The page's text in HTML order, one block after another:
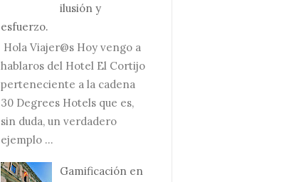
ilusión y
esfuerzo.
Hola Viajer@s Hoy vengo a
hablaros del Hotel El Cortijo
perteneciente a la cadena
30 Degrees Hotels que es,
sin duda, un verdadero
ejemplo ...
Gamificación en